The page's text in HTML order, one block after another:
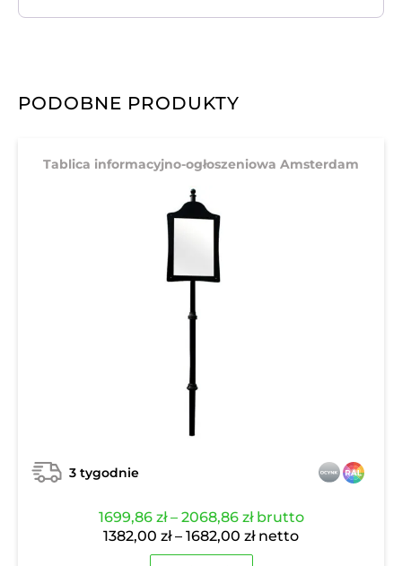
PODOBNE PRODUKTY
Tablica informacyjno-ogłoszeniowa Amsterdam
3 tygodnie
1699,86 zł – 2068,86 złZakres
cen:
od
brutto
1382,00 zł – 1682,00 złZakres
netto